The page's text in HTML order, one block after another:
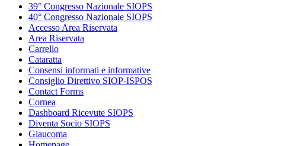
39° Congresso Nazionale SIOPS
40° Congresso Nazionale SIOPS
Accesso Area Riservata
Area Riservata
Carrello
Cataratta
Consensi informati e informative
Consiglio Direttivo SIOP-ISPOS
Contact Forms
Cornea
Dashboard Ricevute SIOPS
Diventa Socio SIOPS
Glaucoma